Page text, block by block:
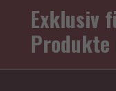
Exklusiv
Produkte